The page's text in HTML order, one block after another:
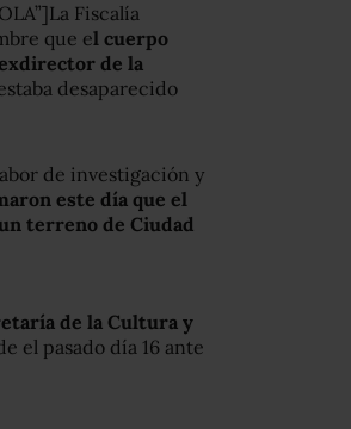
Fiscalía
que el cuerpo
de la
desaparecido
de investigación y
este día que el
terreno de Ciudad
de la Cultura y
el pasado día 16 ante